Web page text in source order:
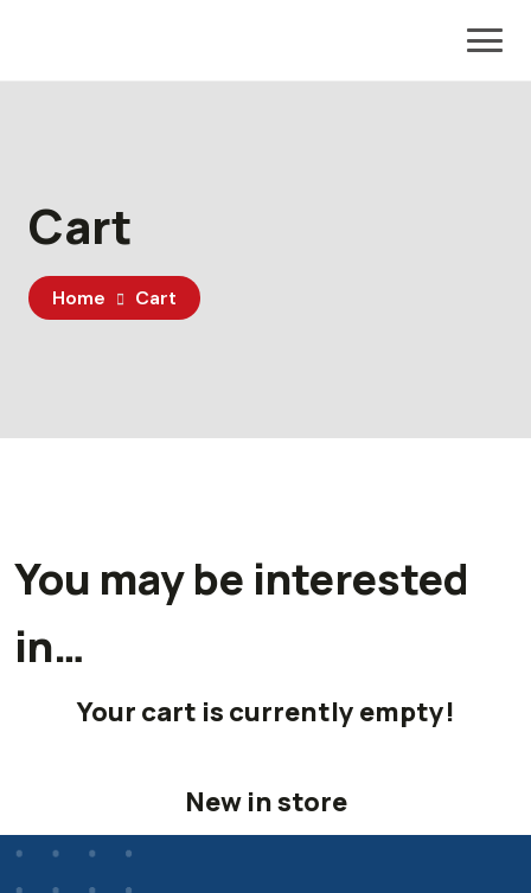
Cart
Home Cart
You may be interested
in…
Your cart is currently empty!
New in store